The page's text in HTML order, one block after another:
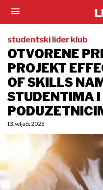
studentski lider klub
OTVORENE
PROJEKT
OF SKILLS
STUDENTIMA I
13. veljače 2023.